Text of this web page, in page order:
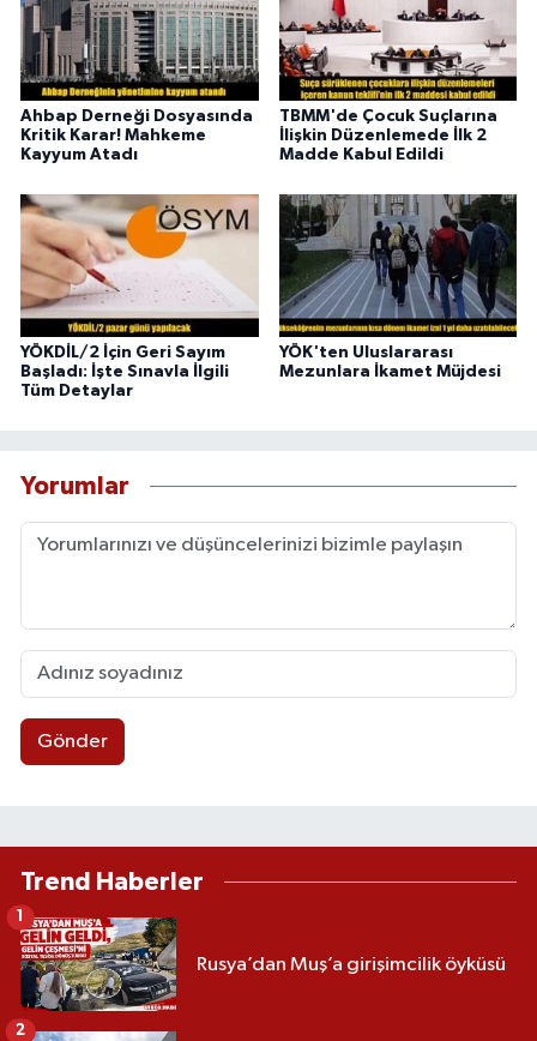
Ahbap Derneği Dosyasında
Kritik Karar! Mahkeme
Kayyum Atadı
TBMM'de Çocuk Suçlarına
İlişkin Düzenlemede İlk 2
Madde Kabul Edildi
YÖKDİL/2 İçin Geri Sayım
Başladı: İşte Sınavla İlgili
Tüm Detaylar
YÖK'ten Uluslararası
Mezunlara İkamet Müjdesi
Yorumlar
Gönder
Trend Haberler
Rusya’dan Muş’a girişimcilik öyküsü
2